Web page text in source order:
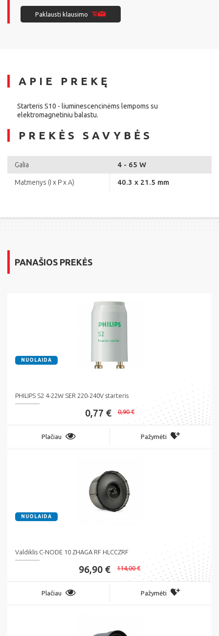
Paklausti klausimo
APIE PREKĘ
Starteris S10 - liuminescencinėms lempoms su
elektromagnetiniu balastu.
PREKĖS SAVYBĖS
Galia 4 - 65 W
Matmenys (I x P x A) 40.3 x 21.5 mm
PANAŠIOS PREKĖS
NUOLAIDA
PHILIPS S2 4-22W SER 220-240V starteris
0,77 € 0,90 €
Plačiau Pažymėti
NUOLAIDA
Valdiklis C-NODE 10 ZHAGA RF HLCCZRF
96,90 € 114,00 €
Plačiau Pažymėti